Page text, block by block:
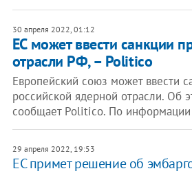
30 апреля 2022, 01:12
ЕС может ввести санкции
отрасли РФ, – Politico
Европейский союз может ввести
российской ядерной отрасли. Об
сообщает Politico. По
29 апреля 2022, 19:53
ЕС примет решение об